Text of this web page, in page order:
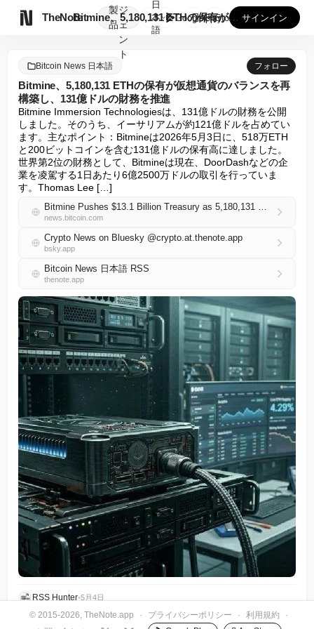
TheNote
製
品
ジ
ェ
ン
ト
Bitmine、5,180,131 ETHの保有が仮想通貨の...
日
本
語
GooglePlay
AppStore サインイン
Bitcoin News 日本語 フォロー
Bitmine、5,180,131 ETHの保有が仮想通貨のバランスを再
構築し、131億ドルの財務を推進
Bitmine Immersion Technologiesは、131億ドルの財務を公開
しました。そのうち、イーサリアムが約121億ドルを占めてい
ます。主なポイント：Bitmineは2026年5月3日に、518万ETH
と200ビットコインを含む131億ドルの保有高に達しました。
世界第2位の財務として、Bitmineは現在、DoorDashなどの企
業を凌駕する1日あたり6億2500万ドルの取引を行っていま
す。Thomas Lee […]
Bitmine Pushes $13.1 Billion Treasury as 5,180,131 ETH Position Reshapes Crypto Balance
news.bitcoin.com
Crypto News on Bluesky @crypto.at.thenote.app
bsky.app
Bitcoin News 日本語 RSS
thenote.app
RSS Hunter•5月4日
© 2015-2026, TheNote.app · プライバシーポリシー · 利用規約
·